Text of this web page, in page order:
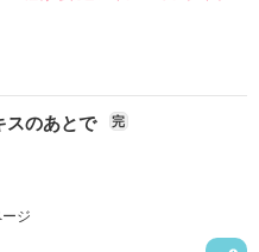
た。
平は
直ぐに告げてきた。
気持ちを隠すことなく
カー被害に
案してきて――。
うまくいかなかった梅田美
ころ、日本人美青年と出会
となる。
ナイトした美青年と再会。
司にも関わらず、一族を離
内でも冷徹だと評判な社長
！
スのあとで 完
ジ